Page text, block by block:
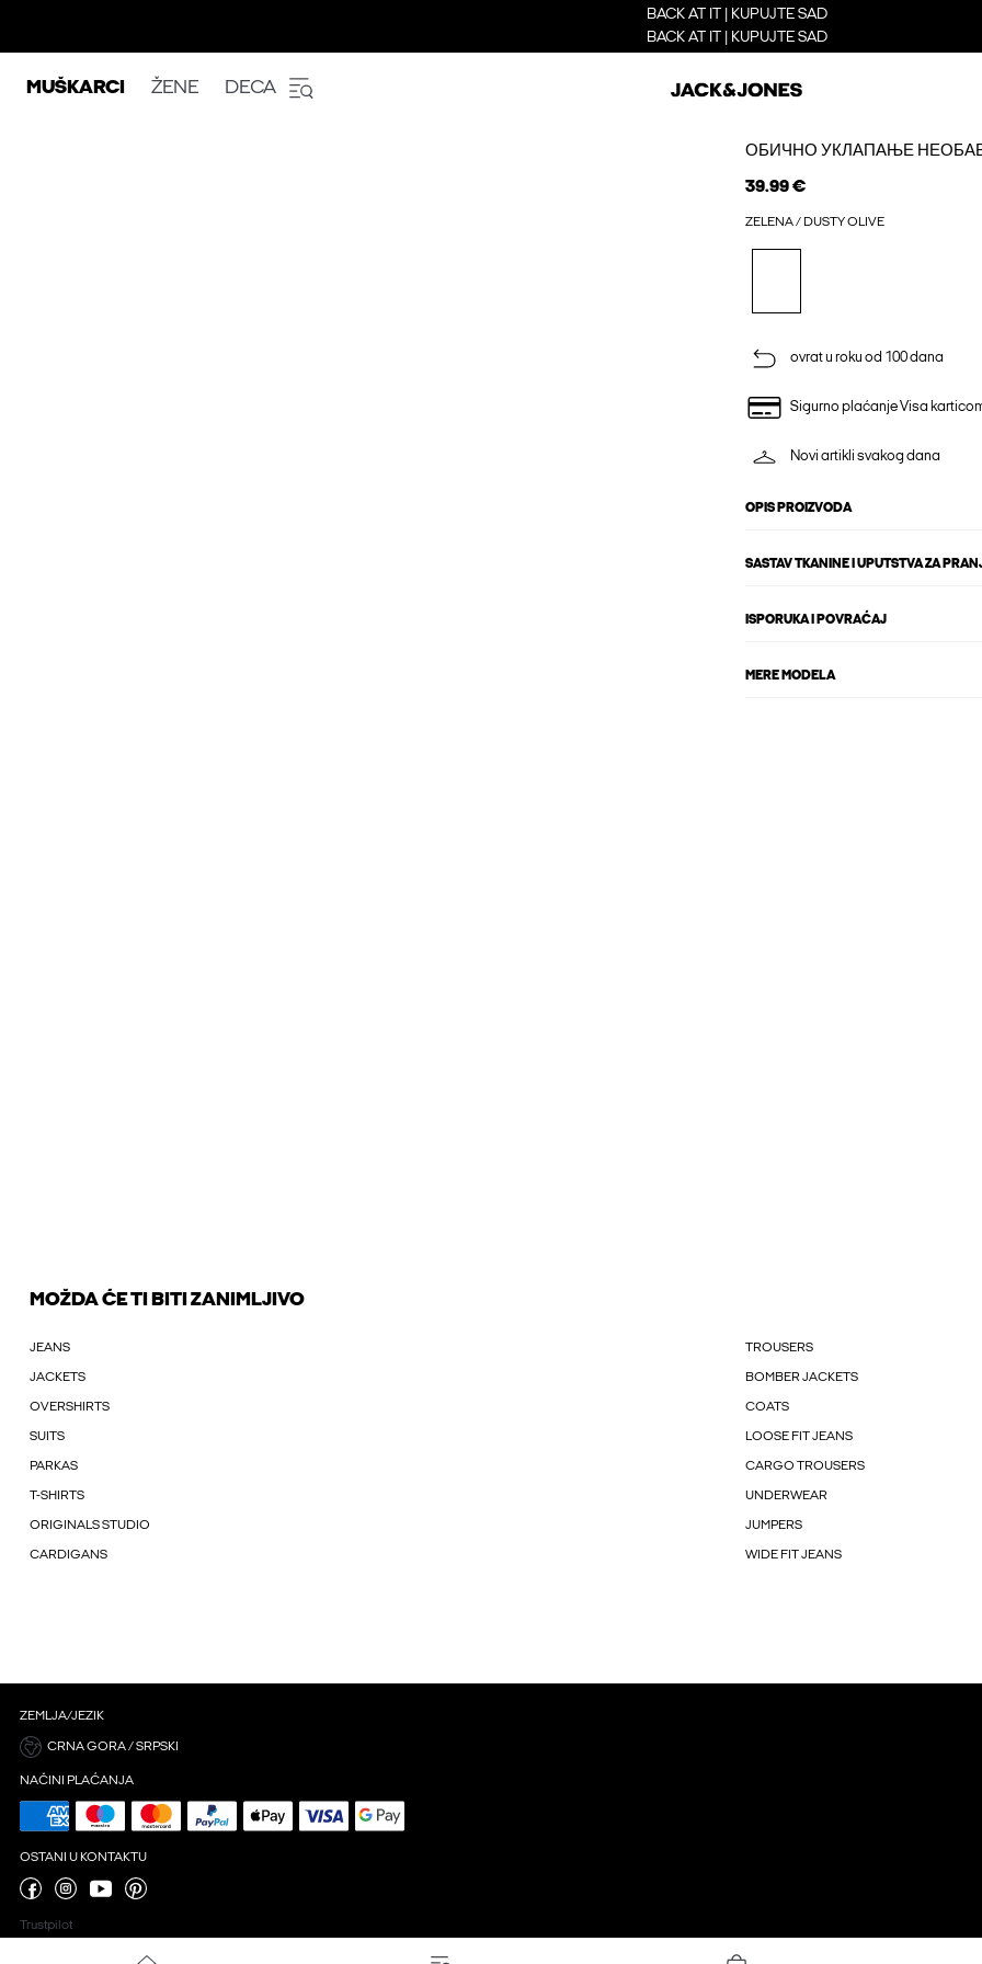
BACK AT IT | KUPUJTE SAD
BACK AT IT | KUPUJTE SAD
MUŠKARCI ŽENE DECA
ОБИЧНО УКЛАПАЊЕ
39.99 €
ZELENA / DUSTY OLIVE
ovrat u roku od 100 dana
Sigurno plaćanje Visa
Novi artikli svakog dana
OPIS PROIZVODA
SASTAV TKANINE I UPUTSTVA ZA
ISPORUKA I POVRAĆAJ
MERE MODELA
MOŽDA ĆE TI BITI ZANIMLJIVO
JEANS TROUSERS
JACKETS BOMBER JACKETS
OVERSHIRTS COATS
SUITS LOOSE FIT JEANS
PARKAS CARGO TROUSERS
T-SHIRTS UNDERWEAR
ORIGINALS STUDIO JUMPERS
CARDIGANS WIDE FIT JEANS
ZEMLJA/JEZIK
CRNA GORA / SRPSKI
NAČINI PLAĆANJA
OSTANI U KONTAKTU
Trustpilot